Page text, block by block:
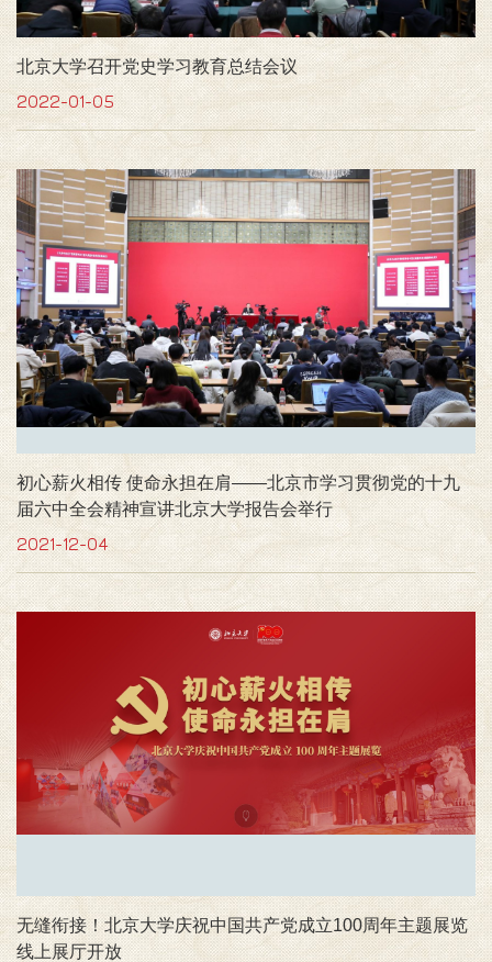
北京大学召开党史学习教育总结会议
2022-01-05
初心薪火相传 使命永担在肩——北京市学习贯彻党的十九
届六中全会精神宣讲北京大学报告会举行
2021-12-04
无缝衔接！北京大学庆祝中国共产党成立100周年主题展览
线上展厅开放